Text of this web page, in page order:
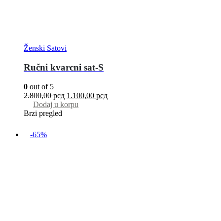
Ženski Satovi
Ručni kvarcni sat-S
0 out of 5
2.800,00рсд 1.100,00 рсд
Dodaj u korpu
Brzi pregled
-65%